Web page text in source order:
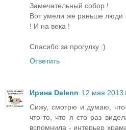
Замечательный собор !
Вот умели же раньше люди
! И на века !
Спасибо за прогулку :)
Ответить
Ирина Delenn 12 мая 2013
Сижу, смотрю и думаю,
что-то, что я сто раз
вспомнила - интерьер